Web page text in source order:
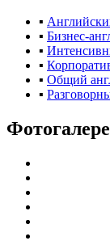
▪
▪ Бизнес-
▪
▪
▪ Общий
▪